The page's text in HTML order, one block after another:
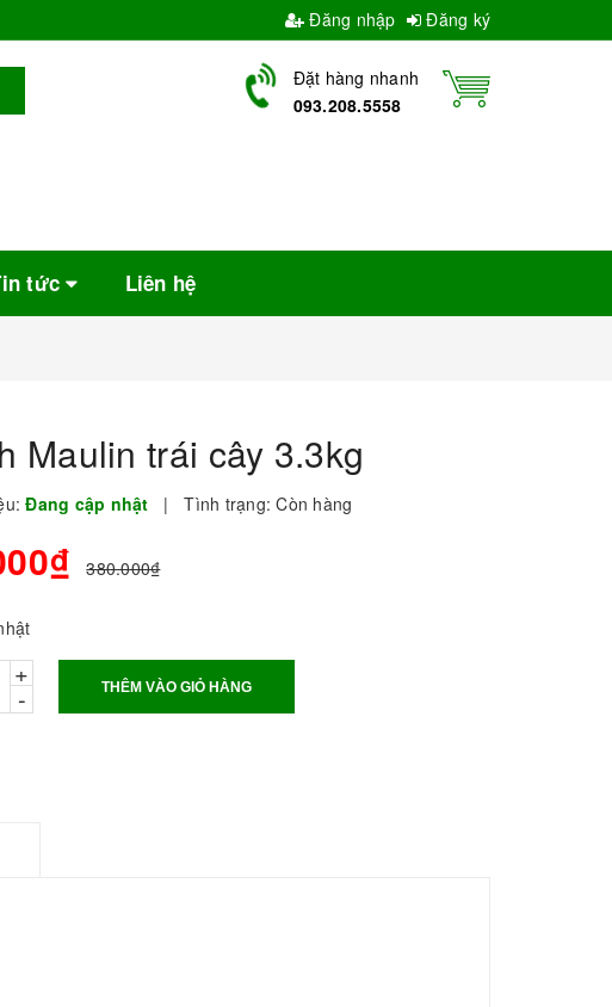
Đăng nhập Đăng ký
Đặt hàng nhanh
093.208.5558
tức Liên hệ
Maulin trái cây 3.3kg
Đang cập nhật | Tình trạng: Còn hàng
380.000₫
+
- THÊM VÀO GIỎ HÀNG